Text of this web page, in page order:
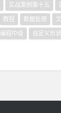
实战案例集十五
教程 数据处理
编程中级 自定义形状